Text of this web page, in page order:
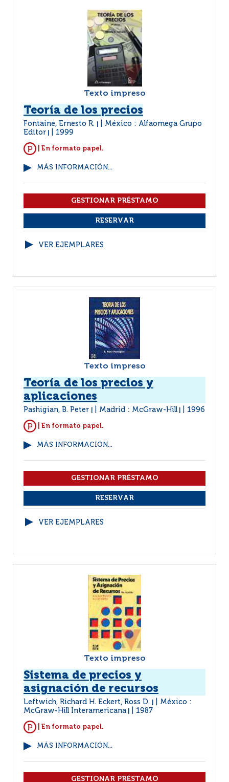
Texto impreso
Teoría de los precios
Fontaine, Ernesto R.
México : Alfaomega Grupo
Editor
1999
| En formato papel.
MÁS INFORMACIÓN...
VER EJEMPLARES
Texto impreso
Teoría de los precios y
aplicaciones
Pashigian, B. Peter Madrid : McGraw-Hill 1996
| En formato papel.
MÁS INFORMACIÓN...
VER EJEMPLARES
Texto impreso
Sistema de precios y
asignación de recursos
Leftwich, Richard H. Eckert, Ross D.
México :
McGraw-Hill Interamericana
1987
| En formato papel.
MÁS INFORMACIÓN...